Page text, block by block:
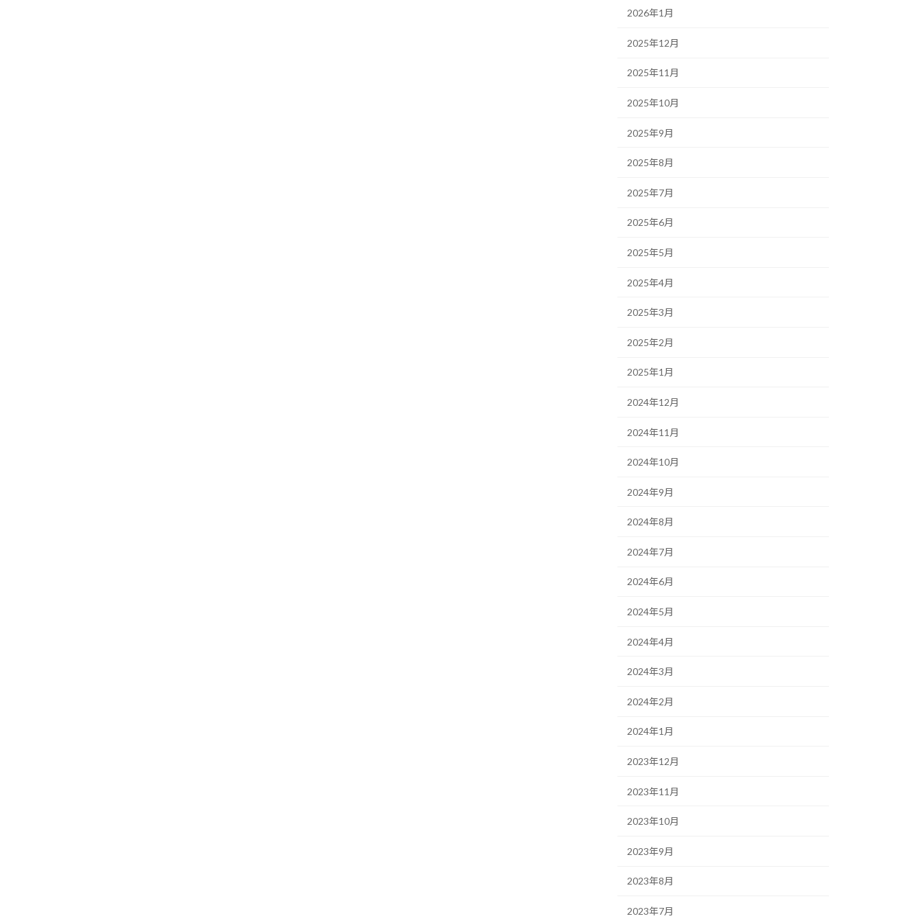
2026年1月
2025年12月
2025年11月
2025年10月
2025年9月
2025年8月
2025年7月
2025年6月
2025年5月
2025年4月
2025年3月
2025年2月
2025年1月
2024年12月
2024年11月
2024年10月
2024年9月
2024年8月
2024年7月
2024年6月
2024年5月
2024年4月
2024年3月
2024年2月
2024年1月
2023年12月
2023年11月
2023年10月
2023年9月
2023年8月
2023年7月